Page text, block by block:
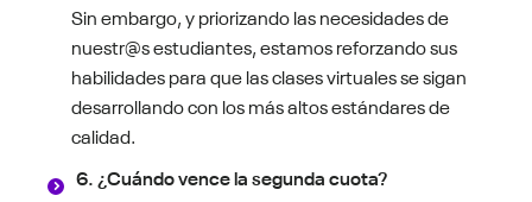
Sin embargo, y priorizando las necesidades de
nuestr@s estudiantes, estamos reforzando sus
habilidades para que las clases virtuales se sigan
desarrollando con los más altos estándares de
calidad.
6. ¿Cuándo vence la segunda cuota?